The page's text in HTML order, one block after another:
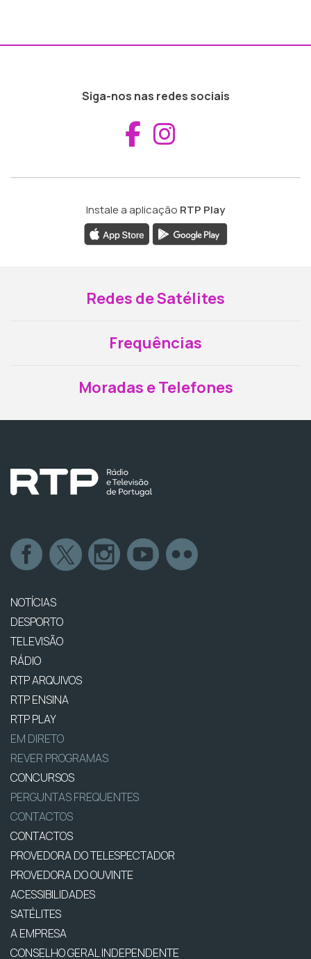
Siga-nos nas redes sociais
Aceder ao
Instale a aplicação RTP Play
Redes de Satélites
Frequências
Moradas e Telefones
NOTÍCIAS
DESPORTO
TELEVISÃO
RÁDIO
RTP ARQUIVOS
RTP ENSINA
RTP PLAY
EM DIRETO
REVER PROGRAMAS
CONCURSOS
PERGUNTAS FREQUENTES
CONTACTOS
CONTACTOS
PROVEDORA DO TELESPECTADOR
PROVEDORA DO OUVINTE
ACESSIBILIDADES
SATÉLITES
A EMPRESA
CONSELHO GERAL INDEPENDENTE